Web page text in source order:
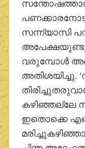
സന്ന്യാസി
വരുമ്പോള്‍
അതിശയിച്ചു.
കഴിഞ്ഞല്ലേ
ഇതൊക്കെ